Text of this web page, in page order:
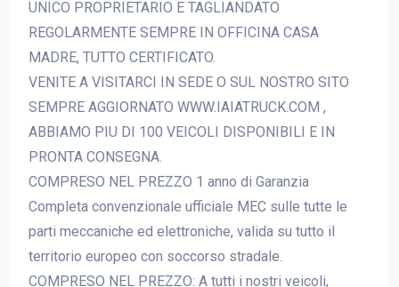
UNICO PROPRIETARIO E TAGLIANDATO
REGOLARMENTE SEMPRE IN OFFICINA CASA
MADRE, TUTTO CERTIFICATO.
VENITE A VISITARCI IN SEDE O SUL NOSTRO SITO
SEMPRE AGGIORNATO WWW.IAIATRUCK.COM ,
ABBIAMO PIU DI 100 VEICOLI DISPONIBILI E IN
PRONTA CONSEGNA.
COMPRESO NEL PREZZO 1 anno di Garanzia
Completa convenzionale ufficiale MEC sulle tutte le
parti meccaniche ed elettroniche, valida su tutto il
territorio europeo con soccorso stradale.
COMPRESO NEL PREZZO: A tutti i nostri veicoli,